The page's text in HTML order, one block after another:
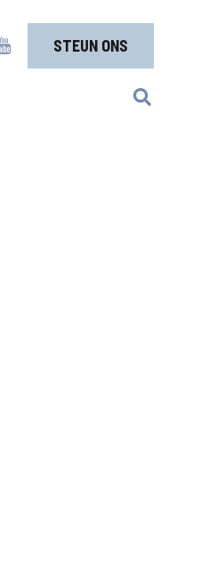
STEUN ONS